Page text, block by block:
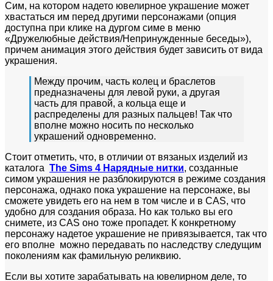
Сим, на котором надето ювелирное украшение может
хвастаться им перед другими персонажами (опция
доступна при клике на дургом симе в меню
«Дружелюбные действия/Непринужденные беседы»),
причем анимация этого действия будет зависить от вида
украшения.
Между прочим, часть колец и браслетов
предназначены для левой руки, а другая
часть для правой, а кольца еще и
распределены для разных пальцев! Так что
вполне можно носить по несколько
украшений одновременно.
Стоит отметить, что, в отличии от вязаных изделий из
каталога The Sims 4 Нарядные нитки, созданные
симом украшения не разблокируются в режиме создания
персонажа, однако пока украшение на персонаже, вы
сможете увидеть его на нем в том числе и в CAS, что
удобно для создания образа. Но как только вы его
снимете, из CAS оно тоже пропадет. К конкретному
персонажу надетое украшение не привязывается, так что
его вполне можно передавать по наследству следущим
поколениям как фамильную реликвию.
Если вы хотите зарабатывать на ювелирном деле, то